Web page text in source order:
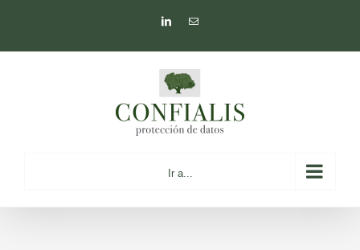
contenido
LinkedInCorreo
Ir a...